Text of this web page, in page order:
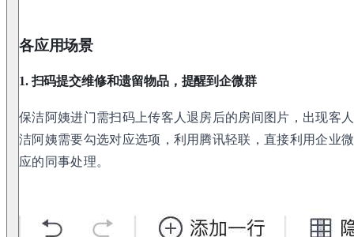
各应用场景
1. 扫码提交维修和遗留物品，提醒到企微群
保洁阿姨进门需扫码上传客人退房后的房间图片，出现客
洁阿姨需要勾选对应选项，利用腾讯轻联，直接利用企业
应的同事处理。